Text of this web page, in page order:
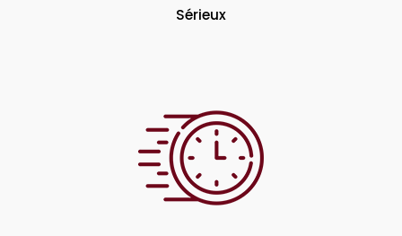
Sérieux